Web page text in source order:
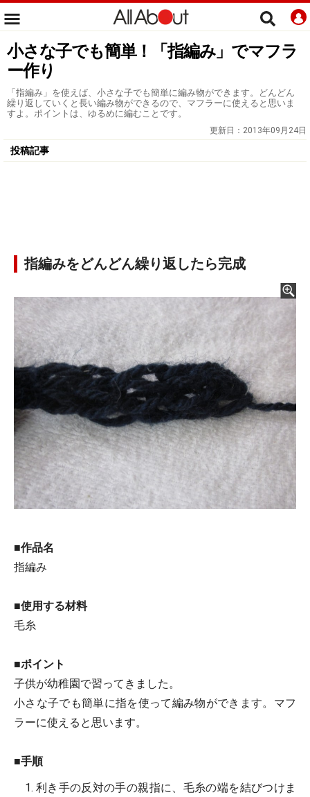
小さな子でも簡単！「指編み」でマフラ
ー作り
「指編み」を使えば、小さな子でも簡単に編み物ができます。どんどん
繰り返していくと長い編み物ができるので、マフラーに使えると思いま
すよ。ポイントは、ゆるめに編むことです。
更新日： 2013年09月24日
投稿記事
指編みをどんどん繰り返したら完成
■作品名
指編み
■使用する材料
毛糸
■ポイント
子供が幼稚園で習ってきました。
小さな子でも簡単に指を使って編み物ができます。マフ
ラーに使えると思います。
■手順
利き手の反対の手の親指に、毛糸の端を結びつけま